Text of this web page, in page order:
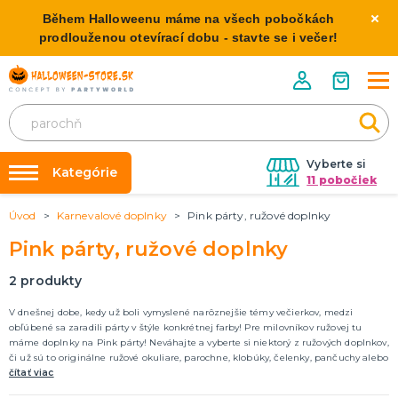
Během Halloweenu máme na všech pobočkách
prodlouženou otevírací dobu - stavte se i večer!
Vyberte si
11 pobočiek
Požičovňa kostýmov
Výzdoba na kľúč
Nafukovanie balónikov
Rozvoz
O nás
Kontakt
Kategórie
HALLOWEENSKE KOSTÝMY
Dámske Halloween kostýmy
Detské Halloween kostýmy
HALLOWEENSKE DEKORÁCIE
Závesné dekorácie
Samostatne stojaci
Úvod Karnevalové doplnky Pink párty, ružové doplnky
Pink párty, ružové doplnky
2 produkty
V dnešnej dobe, kedy už boli vymyslené narôznejšie témy večierkov, medzi
obľúbené sa zaradili párty v štýle konkrétnej farby! Pre milovníkov ružovej tu
máme doplnky na Pink párty! Neváhajte a vyberte si niektorý z ružových doplnkov,
či už sú to originálne ružové okuliare, parochne, klobúky, čelenky, pančuchy alebo
ružové doplnky na výzdobu, ako sú balóny.
čítať viac